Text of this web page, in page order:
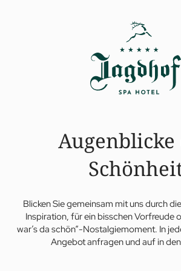
01 Der Jagdhof
Gästestimmen
Für Familien
02 Zimmer & Suiten
03 Cuisine
04 Spa & Fitness
05 Angebote
06 Aktivitäten
Blicken Sie gemeinsam mit uns durch
Inspiration, für ein bisschen Vorfreude
war’s da schön“-Nostalgiemoment. In
Angebot anfragen und auf in